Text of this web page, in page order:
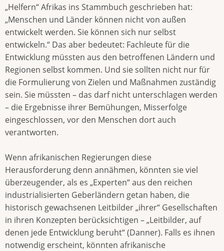
„Helfern“ Afrikas ins Stammbuch geschrieben hat:
„Menschen und Länder können nicht von außen
entwickelt werden. Sie können sich nur selbst
entwickeln.“ Das aber bedeutet: Fachleute für die
Entwicklung müssten aus den betroffenen Ländern und
Regionen selbst kommen. Und sie sollten nicht nur für
die Formulierung von Zielen und Maßnahmen zuständig
sein. Sie müssten – das darf nicht unterschlagen werden
– die Ergebnisse ihrer Bemühungen, Misserfolge
eingeschlossen, vor den Menschen dort auch
verantworten.
Wenn afrikanischen Regierungen diese
Herausforderung denn annähmen, könnten sie viel
überzeugender, als es „Experten“ aus den reichen
industrialisierten Geberländern getan haben, die
historisch gewachsenen Leitbilder „ihrer“ Gesellschaften
in ihren Konzepten berücksichtigen – „Leitbilder, auf
denen jede Entwicklung beruht“ (Danner). Falls es ihnen
notwendig erscheint, könnten afrikanische